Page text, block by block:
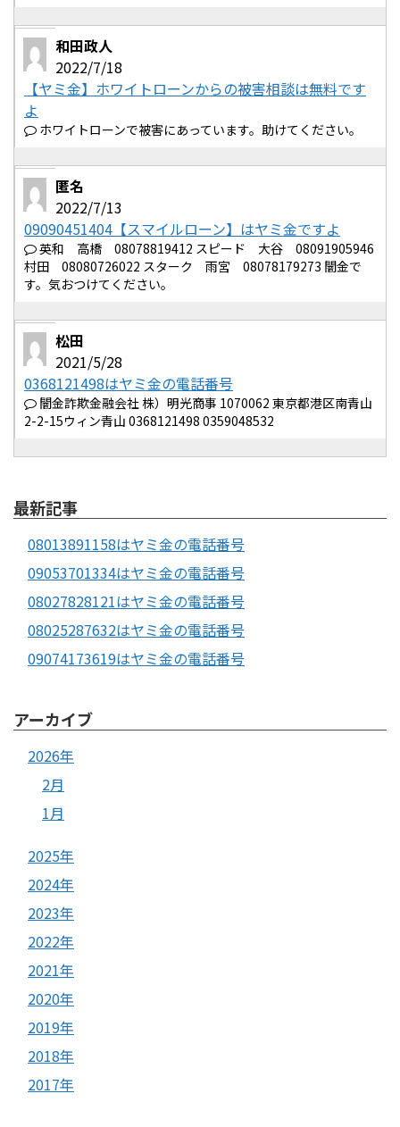
和田政人
2022/7/18
【ヤミ金】ホワイトローンからの被害相談は無料です
よ
ホワイトローンで被害にあっています。助けてください。
匿名
2022/7/13
09090451404【スマイルローン】はヤミ金ですよ
英和 高橋 08078819412 スピード 大谷 08091905946
村田 08080726022 スターク 雨宮 08078179273 闇金で
す。気おつけてください。
松田
2021/5/28
0368121498はヤミ金の電話番号
闇金詐欺金融会社 株）明光商事 1070062 東京都港区南青山
2-2-15ウィン青山 0368121498 0359048532
最新記事
08013891158はヤミ金の電話番号
09053701334はヤミ金の電話番号
08027828121はヤミ金の電話番号
08025287632はヤミ金の電話番号
09074173619はヤミ金の電話番号
アーカイブ
2026年
2月
1月
2025年
2024年
2023年
2022年
2021年
2020年
2019年
2018年
2017年